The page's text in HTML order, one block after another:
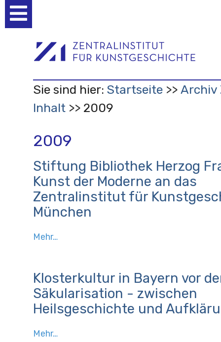
Werkzeuge
Sie sind hier: Startseite
Archiv
Inhalt
2009
2009
Stiftung Bibliothek Herzog
Kunst der Moderne an das
Zentralinstitut für
München
Stiftung
Franz
zur
Kunst
der
an
Mehr…
Klosterkultur in Bayern vor
Säkularisation - zwischen
Heilsgeschichte und
Klosterkultur
Mehr…